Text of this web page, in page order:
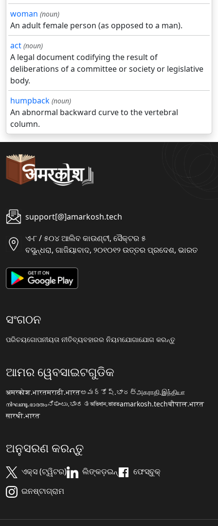
woman (noun)
An adult female person (as opposed to a man).
act (noun)
A legal document codifying the result of
deliberations of a committee or society or legislative
body.
humpback (noun)
An abnormal backward curve to the vertebral
column.
support[@]amarkosh.tech
ଏ-୮ / ୫୦୪ ଆଲିବ କାଉଣ୍ଟୀ, ସୈକ୍ଟର ୫
ବସୁନ୍ଧରା, ଗାଜିୟାବାଦ, ୨୦୧୦୧୨ ଉତ୍ତର ପ୍ରଦେଶ, ଭାରତ
ସଂଗଠନ
ପରିଚୟଗୋପନୀୟତା ନୀତିବ୍ୟବହାରର ନିୟମଯୋଗାଯୋଗ କରନ୍ତୁ
ଆମର ୱେବସାଇଟଗୁଡିକ
अमरकोश.भारतमराठी.भारतఅమర్కోష్.భారత్அகராதி.இந்தியா
നിഘണ്ടു.ഭാരതംನಿಘಂಟು.ಭಾರತঅভিধান.ভারতamarkosh.techचौपाल.भारत
सारथी.भारत
ଅନୁସରଣ କରନ୍ତୁ
ଏକ୍ସ (ଟ୍ୱିଟର) ଲିଙ୍କଡ଼ଇନ୍
ଫେସ୍ବୁକ୍
ଇନଷ୍ଟାଗ୍ରାମ